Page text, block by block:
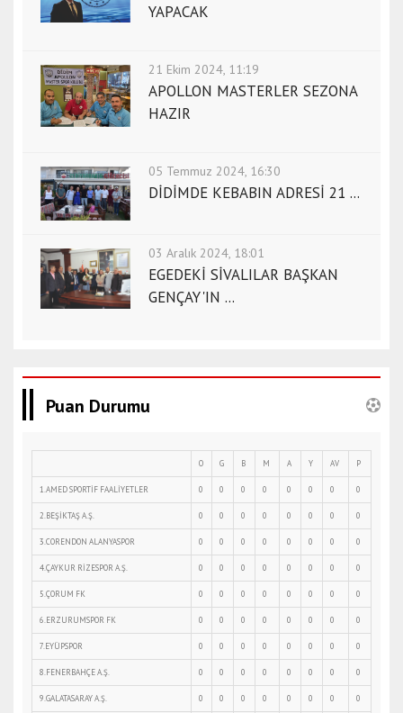
YAPACAK
21 Ekim 2024, 11:19
APOLLON MASTERLER SEZONA
HAZIR
05 Temmuz 2024, 16:30
DİDİMDE KEBABIN ADRESİ 21 ...
03 Aralık 2024, 18:01
EGEDEKİ SİVALILAR BAŞKAN
GENÇAY'IN ...
Puan Durumu
O G B M A Y AV P
1.AMED SPORTİF FAALİYETLER 0 0 0 0 0 0 0 0
2.BEŞİKTAŞ A.Ş. 0 0 0 0 0 0 0 0
3.CORENDON ALANYASPOR 0 0 0 0 0 0 0 0
4.ÇAYKUR RİZESPOR A.Ş. 0 0 0 0 0 0 0 0
5.ÇORUM FK 0 0 0 0 0 0 0 0
6.ERZURUMSPOR FK 0 0 0 0 0 0 0 0
7.EYÜPSPOR 0 0 0 0 0 0 0 0
8.FENERBAHÇE A.Ş. 0 0 0 0 0 0 0 0
9.GALATASARAY A.Ş. 0 0 0 0 0 0 0 0